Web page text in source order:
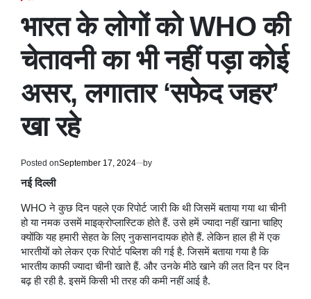
भारत के लोगों को WHO की
चेतावनी का भी नहीं पड़ा कोई
असर, लगातार ‘सफेद जहर’
खा रहे
Posted onSeptember 17, 2024 by
नई दिल्ली
WHO ने कुछ दिन पहले एक रिपोर्ट जारी कि थी जिसमें बताया गया था चीनी
हो या नमक उसमें माइक्रोप्लास्टिक होते हैं. उसे हमें ज्यादा नहीं खाना चाहिए
क्योंकि यह हमारी सेहत के लिए नुकसानदायक होते हैं. लेकिन हाल ही में एक
भारतीयों को लेकर एक रिपोर्ट पब्लिश की गई है. जिसमें बताया गया है कि
भारतीय काफी ज्यादा चीनी खाते हैं. और उनके मीठे खाने की लत दिन पर दिन
बढ़ ही रही है. इसमें किसी भी तरह की कमी नहीं आई है.